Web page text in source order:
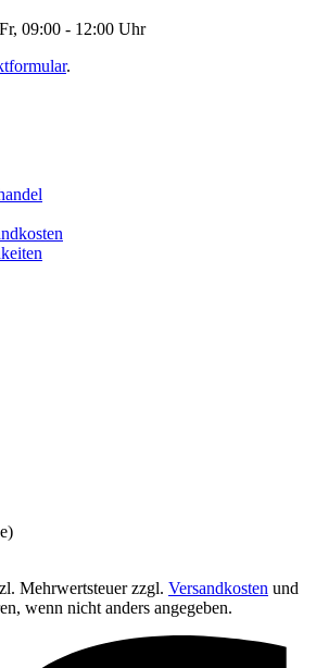
09:00 - 12:00 Uhr
.
Mehrwertsteuer zzgl. Versandkosten und
wenn nicht anders angegeben.